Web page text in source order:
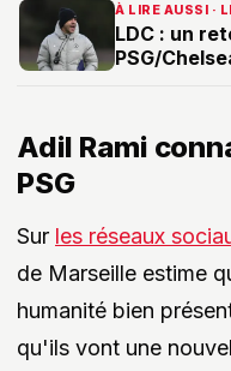
À LIRE AUSSI ·
LDC : un
PSG/
Adil Rami
PSG
Sur les réseaux
de Marseille estime
humanité bien
qu'ils vont une